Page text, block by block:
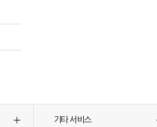
기타 서비스